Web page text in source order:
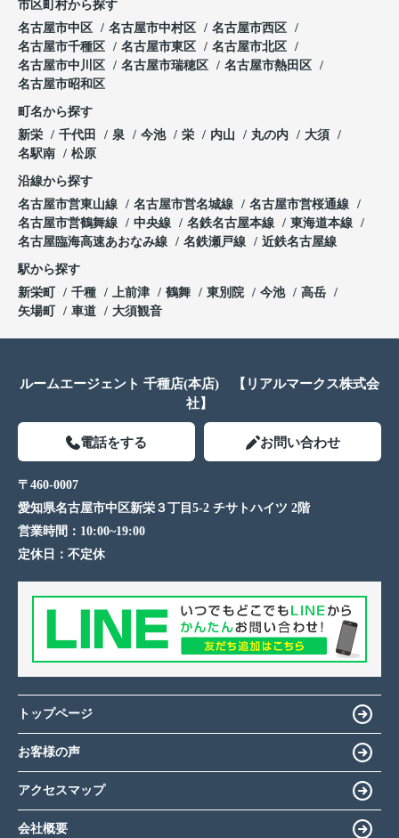
市区町村から探す
名古屋市中区
名古屋市中村区
名古屋市西区
名古屋市千種区
名古屋市東区
名古屋市北区
名古屋市中川区
名古屋市瑞穂区
名古屋市熱田区
名古屋市昭和区
町名から探す
新栄
千代田 泉 今池 栄 内山 丸の内
大須
名駅南
松原
沿線から探す
名古屋市営東山線
名古屋市営名城線
名古屋市営桜通線
名古屋市営鶴舞線
中央線 名鉄名古屋本線
東海道本線
名古屋臨海高速あおなみ線
名鉄瀬戸線 近鉄名古屋線
駅から探す
新栄町
千種 上前津 鶴舞 東別院 今池
高岳
矢場町
車道 大須観音
ルームエージェント 千種店(本店) 【リアルマークス株式会
社】
電話をする お問い合わせ
〒460-0007
愛知県名古屋市中区新栄３丁目5-2 チサトハイツ 2階
営業時間： 10:00~19:00
定休日： 不定休
トップページ
お客様の声
アクセスマップ
会社概要